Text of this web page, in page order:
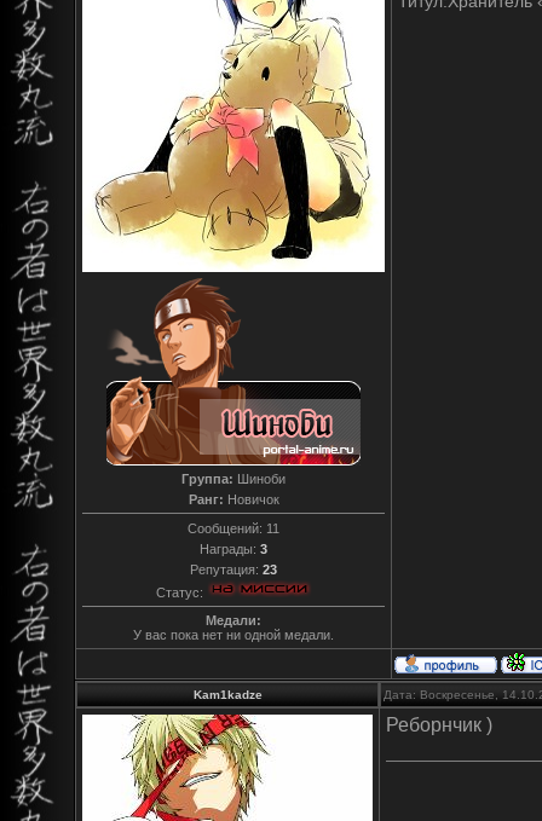
Группа: Шиноби
Ранг: Новичок
Сообщений: 11
Награды: 3
Репутация: 23
Статус:
Медали:
У вас пока нет ни одной медали.
Kam1kadze Дата: Воскресенье,
Реборнчик )